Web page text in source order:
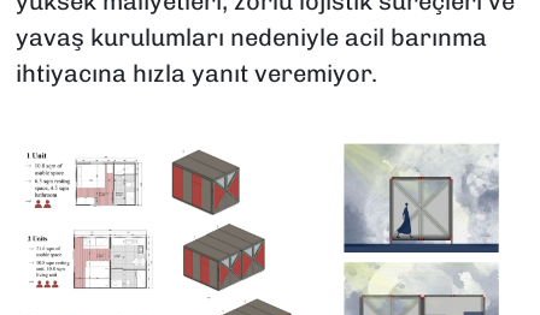
yavaş kurulumları nedeniyle acil barınma
ihtiyacına hızla yanıt veremiyor.